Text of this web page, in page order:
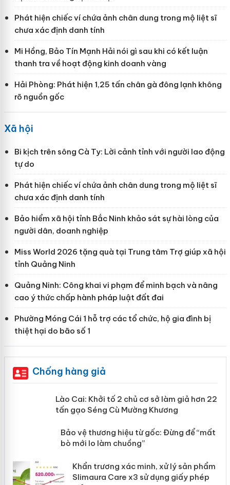
Phát hiện chiếc ví chứa ảnh chân dung trong mộ liệt sĩ
chưa xác định danh tính
Mi Hồng, Bảo Tín Mạnh Hải nói gì sau khi có kết luận
thanh tra về hoạt động kinh doanh vàng
Hải Phòng: Phát hiện 1,25 tấn chân gà đông lạnh không
rõ nguồn gốc
Xã hội
Bi kịch trên sông Cà Ty: Lời cảnh tỉnh với người lao động
tự do
Phát hiện chiếc ví chứa ảnh chân dung trong mộ liệt sĩ
chưa xác định danh tính
Bảo hiểm xã hội tỉnh Bắc Ninh khảo sát sự hài lòng của
người dân, doanh nghiệp
Miss World 2026 tặng quà tại Trung tâm Trợ giúp xã hội
tỉnh Quảng Ninh
Quảng Ninh: Công khai vi phạm để minh bạch và nâng
cao ý thức chấp hành pháp luật đất đai
Phường Móng Cái 1 hỗ trợ các tổ chức, hộ gia đình bị
thiệt hại do bão số 1
Chống hàng giả
Lào Cai: Khởi tố 2 chủ cơ sở làm giả
hơn 22 tấn gạo Séng Cù Mường
Bảo vệ thương hiệu từ gốc: Đừng để
“mất bò mới lo làm chuồng”